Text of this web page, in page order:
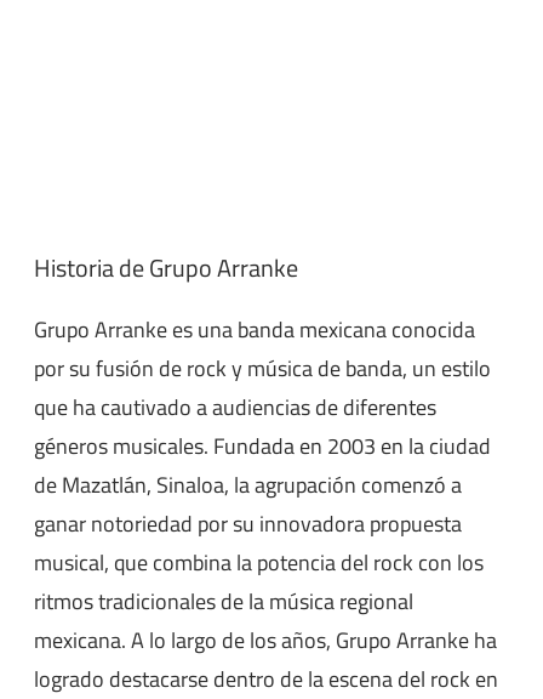
Historia de Grupo Arranke
Grupo Arranke es una banda mexicana conocida
por su fusión de rock y música de banda, un estilo
que ha cautivado a audiencias de diferentes
géneros musicales. Fundada en 2003 en la ciudad
de Mazatlán, Sinaloa, la agrupación comenzó a
ganar notoriedad por su innovadora propuesta
musical, que combina la potencia del rock con los
ritmos tradicionales de la música regional
mexicana. A lo largo de los años, Grupo Arranke ha
logrado destacarse dentro de la escena del rock en